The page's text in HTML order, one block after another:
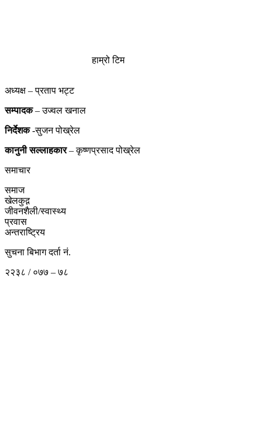
हाम्रो टिम
अध्यक्ष – प्रताप भट्ट
सम्पादक– उज्वल खनाल
निर्देशक-सुजन पोख्रेल
कानुनी सल्लाहकार– कृष्णप्रसाद पोख्रेल
समाचार
समाज
खेलकुद़़
जीवनशैली/स्वास्थ्य
प्रवास
अन्तराष्ट्रिय
सुचना बिभाग दर्ता नं.
२२३८ / ०७७ – ७८